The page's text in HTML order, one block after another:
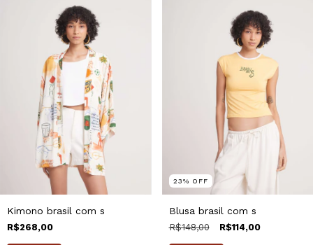
Kimono brasil com s
R$268,00
23% OFF
Blusa brasil com s
R$148,00 R$114,00